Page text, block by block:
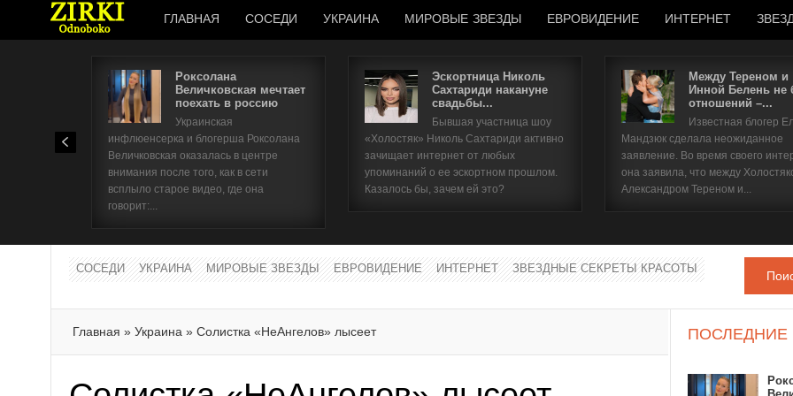
ГЛАВНАЯ СОСЕДИ УКРАИНА МИРОВЫЕ ЗВЕЗДЫ ЕВРОВИДЕНИЕ ИНТЕРНЕТ
Роксолана
Величковская мечтает
поехать в россию
Украинская
инфлюенсерка и блогерша Роксолана
Величковская оказалась в центре
внимания после того, как в сети
всплыло старое видео, где она
говорит:...
Эскортница Николь
Сахтариди накануне
свадьбы...
Бывшая участница шоу
«Холостяк» Николь Сахтариди активно
зачищает интернет от любых
упоминаний о ее эскортном прошлом.
Казалось бы, зачем ей это?
Между Тереном и
Инной Белень не
отношений –...
Известная блогер
Мандзюк сделала неожиданное
заявление. Во время своего
она заявила, что между
Александром Тереном и...
СОСЕДИ УКРАИНА МИРОВЫЕ ЗВЕЗДЫ ЕВРОВИДЕНИЕ ИНТЕРНЕТ ЗВЕЗДНЫЕ СЕКРЕТЫ КРАСОТЫ
Главная » Украина » Солистка «НеАнгелов» лысеет ПОСЛЕДНИЕ
Имя пользователя
Забыли имя пользователя?